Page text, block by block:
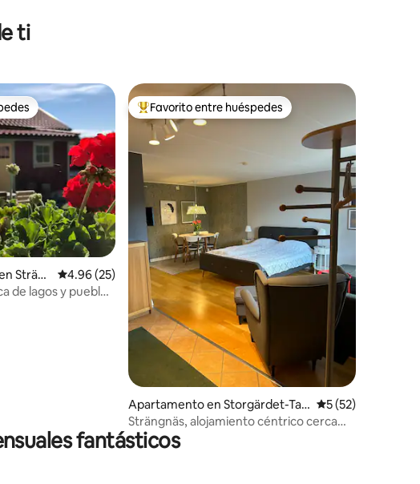
ti
reseñas
Strän
Calificación promedio: 4.96 de 5, 25 reseñas
4.96 (25)
de lagos y pueblos
Favorito entre huéspedes preferido
Favorito entre huéspedes
Apartamento en Storgärdet-Tall
åsen-Tosterö
Calificación
5 (52)
Strängnäs, alojamiento céntrico cerca
del lago
fantásticos